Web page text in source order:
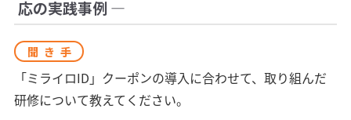
応の実践事例 ―
聞き手
「ミライロID」クーポンの導入に合わせて、取り組んだ
研修について教えてください。